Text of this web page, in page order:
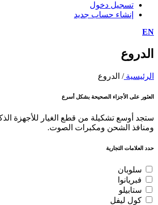
تسجيل دخول
إنشاء حساب جديد
EN
الدروع
الرئيسية/ الدروع
العثور على الأجزاء الصحيحة بشكل أسرع
ستجد أوسع تشكيلة من قطع الغيار للأجهزة
ومنافذ الشحن ومكبرات الصوت.
حدد العلامات التجارية
سلوبان
فبريانوا
ستابيلو
كول ليفل